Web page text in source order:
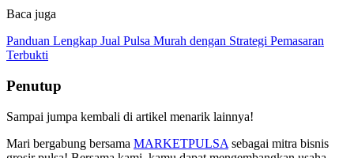
Baca juga
Panduan Lengkap Jual Pulsa Murah dengan Strategi Pemasaran
Terbukti
Penutup
Sampai jumpa kembali di artikel menarik lainnya!
Mari bergabung bersama MARKETPULSA sebagai mitra bisnis